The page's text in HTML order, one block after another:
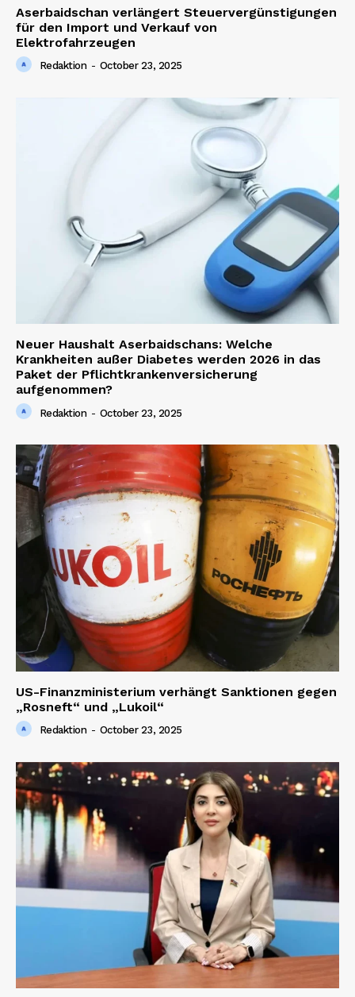
News Week
Magazine PRO
SUBSCRIBE NOW
Company
Aserbaidschan verlängert Steuervergünstigungen
für den Import und Verkauf von
Elektrofahrzeugen
Redaktion - October 23, 2025
Neuer Haushalt Aserbaidschans: Welche
Krankheiten außer Diabetes werden 2026 in das
Paket der Pflichtkrankenversicherung
aufgenommen?
Redaktion - October 23, 2025
US-Finanzministerium verhängt Sanktionen gegen
„Rosneft“ und „Lukoil“
Redaktion - October 23, 2025